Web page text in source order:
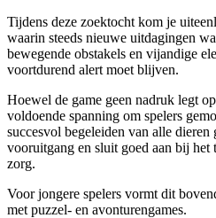
Tijdens deze zoektocht kom je
waarin steeds nieuwe uitdagingen
bewegende obstakels en vijandige
voortdurend alert moet blijven.
Hoewel de game geen nadruk legt
voldoende spanning om spelers
succesvol begeleiden van alle dieren
vooruitgang en sluit goed aan bij het
zorg.
Voor jongere spelers vormt dit
met puzzel- en avonturengames.